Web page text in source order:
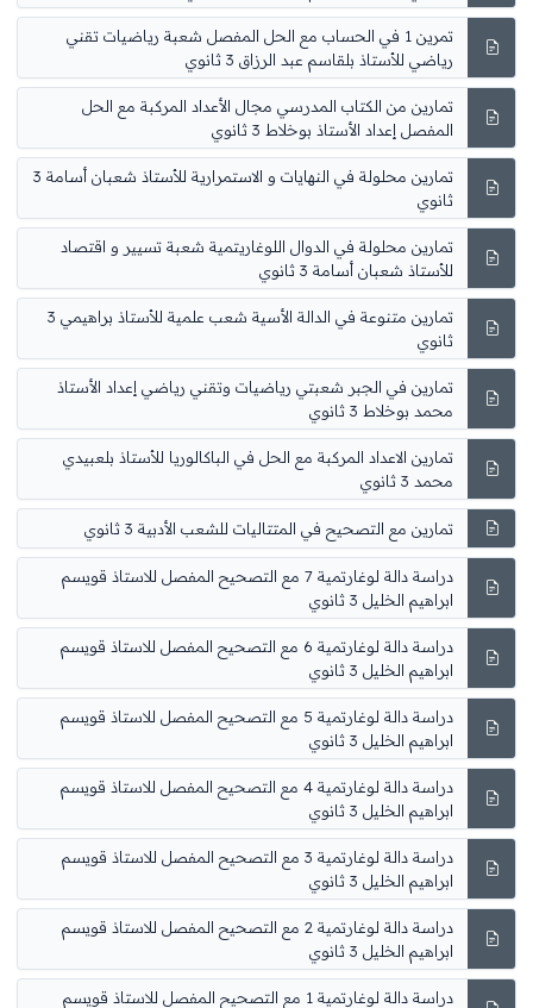
تمرين 1 في الحساب مع الحل المفصل شعبة رياضيات تقني
رياضي للأستاذ بلقاسم عبد الرزاق 3 ثانوي
تمارين من الكتاب المدرسي مجال الأعداد المركبة مع الحل
المفصل إعداد الأستاذ بوخلاط 3 ثانوي
تمارين محلولة في النهايات و الاستمرارية للأستاذ شعبان أسامة 3
ثانوي
تمارين محلولة في الدوال اللوغاريتمية شعبة تسيير و اقتصاد
للأستاذ شعبان أسامة 3 ثانوي
تمارين متنوعة في الدالة الأسية شعب علمية للأستاذ براهيمي 3
ثانوي
تمارين في الجبر شعبتي رياضيات وتقني رياضي إعداد الأستاذ
محمد بوخلاط 3 ثانوي
تمارين الاعداد المركبة مع الحل في الباكالوريا للأستاذ بلعبيدي
محمد 3 ثانوي
تمارين مع التصحيح في المتتاليات للشعب الأدبية 3 ثانوي
دراسة دالة لوغارتمية 7 مع التصحيح المفصل للاستاذ قويسم
ابراهيم الخليل 3 ثانوي
دراسة دالة لوغارتمية 6 مع التصحيح المفصل للاستاذ قويسم
ابراهيم الخليل 3 ثانوي
دراسة دالة لوغارتمية 5 مع التصحيح المفصل للاستاذ قويسم
ابراهيم الخليل 3 ثانوي
دراسة دالة لوغارتمية 4 مع التصحيح المفصل للاستاذ قويسم
ابراهيم الخليل 3 ثانوي
دراسة دالة لوغارتمية 3 مع التصحيح المفصل للاستاذ قويسم
ابراهيم الخليل 3 ثانوي
دراسة دالة لوغارتمية 2 مع التصحيح المفصل للاستاذ قويسم
ابراهيم الخليل 3 ثانوي
دراسة دالة لوغارتمية 1 مع التصحيح المفصل للاستاذ قويسم